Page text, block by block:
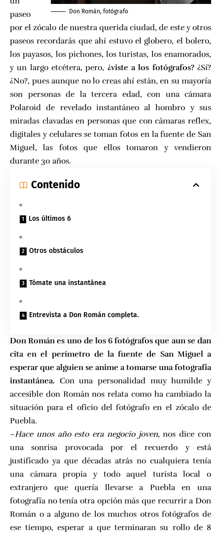
Don Román, fotógrafo
paseo
por el zócalo de nuestra querida ciudad, de este y otros
paseos recordarás que ahí estuvo el globero, el bolero,
los payasos, los pichones, los turistas, los enamorados,
y un largo etcétera, pero, ¿viste a los fotógrafos?¿Sí?
¿No?, pues aunque no lo creas ahí están, en su mayoría
son personas de la tercera edad, con una cámara
Polaroid de revelado instantáneoal hombro y sus
miradas clavadas en personas que con cámaras reflex,
digitales y celulares se toman fotos en la fuente de San
Miguel, las fotos que ellos tomaron y vendieron
durante 30 años.
Contenido
Los últimos 6
Otros obstáculos
Tómate una instantánea
Entrevista a Don Román completa.
Don Román es uno de los 6 fotógrafos que aun se dan
cita en el perímetro de la fuente de San Miguel a
esperar que alguien se anime a tomarse una fotografía
instantánea. Con una personalidad muy humilde y
accesible don Román nos relata como ha cambiado la
situación para el oficio del fotógrafo en el zócalo de
Puebla.
–Hace unos año esto era negocio joven, nos dice con
una sonrisa provocada por el recuerdo y está
justificado ya que décadas atrás no cualquiera tenía
una cámara propia y todo aquel turista local o
extranjero que quería llevarse a Puebla en una
fotografía no tenía otra opción más que recurrir a Don
Román o a alguno de los muchos otros fotógrafos de
ese tiempo, esperar a que terminaran su rollo de 8